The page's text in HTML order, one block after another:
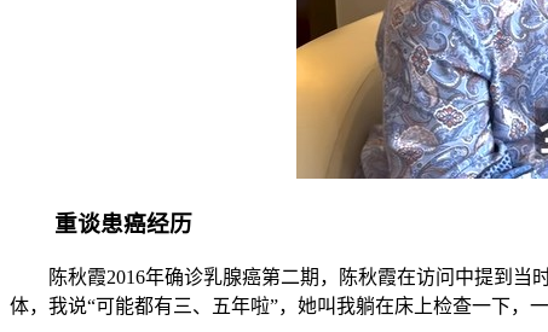
重谈患癌经历
陈秋霞2016年确诊乳腺癌第二期，陈秋霞在访问中提到
体，我说“可能都有三、五年啦”，她叫我躺在床上检查一下，